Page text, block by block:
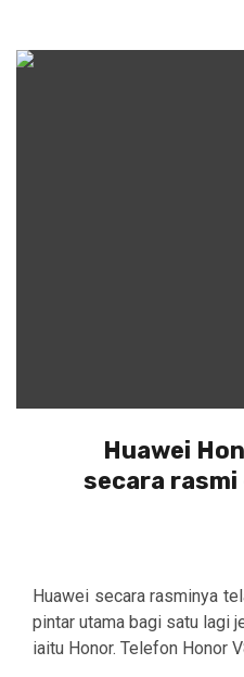
Huawei
secara rasmi
Huawei secara rasminya
pintar utama bagi satu lagi
iaitu Honor. Telefon Honor